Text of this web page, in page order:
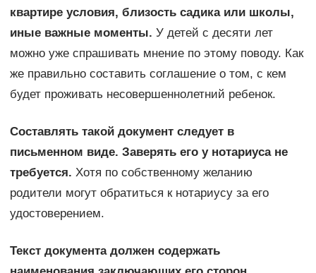
квартире условия, близость садика или школы,
иные важные моменты. У детей с десяти лет
можно уже спрашивать мнение по этому поводу. Как
же правильно составить соглашение о том, с кем
будет проживать несовершеннолетний ребенок.
Составлять такой документ следует в
письменном виде. Заверять его у нотариуса не
требуется. Хотя по собственному желанию
родители могут обратиться к нотариусу за его
удостоверением.
Текст документа должен содержать